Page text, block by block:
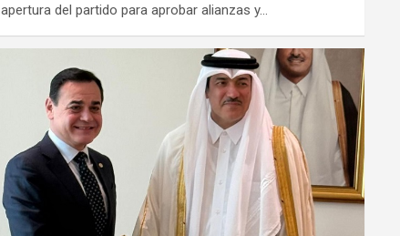
apertura del partido para aprobar alianzas y…